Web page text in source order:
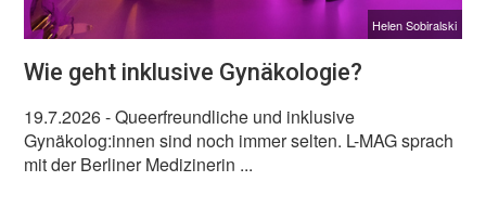
Helen Sobiralski
Wie geht inklusive Gynäkologie?
19.7.2026- Queerfreundliche und inklusive
Gynäkolog:innen sind noch immer selten. L-MAG sprach
mit der Berliner Medizinerin ...